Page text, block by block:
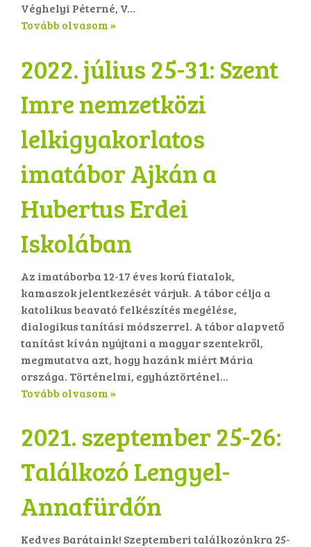
Véghelyi Péterné, V...
Tovább olvasom »
2022. július 25-31: Szent
Imre nemzetközi
lelkigyakorlatos
imatábor Ajkán a
Hubertus Erdei
Iskolában
​Az imatáborba 12-17 éves korú fiatalok,
kamaszok jelentkezését várjuk. A tábor célja a
katolikus beavató felkészítés megélése,
dialogikus tanítási módszerrel. A tábor alapvető
tanítást kíván nyújtani a magyar szentekről,
megmutatva azt, hogy hazánk miért Mária
országa. Történelmi, egyháztörténel...
Tovább olvasom »
2021. szeptember 25-26:
Találkozó Lengyel-
Annafürdőn
Kedves Barátaink! Szeptemberi találkozónkra 25-